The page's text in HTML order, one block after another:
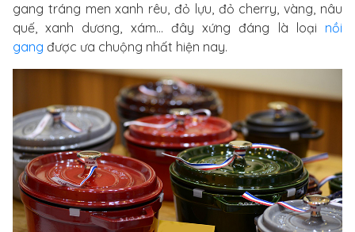
gang tráng men xanh rêu, đỏ lựu, đỏ cherry, vàng, nâu
quế, xanh dương, xám… đây xứng đáng là loại nồi
gang được ưa chuộng nhất hiện nay.